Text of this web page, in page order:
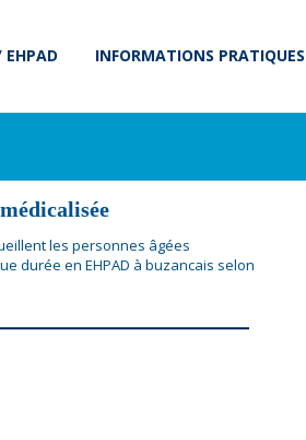
EHPAD INFORMATIONS PRATIQUES
les personnes âgées
durée en EHPAD à buzancais selon